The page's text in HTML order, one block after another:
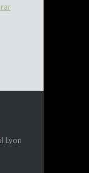
Lyon